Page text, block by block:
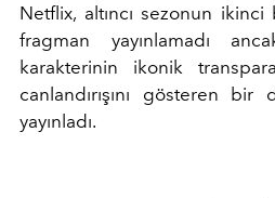
Netflix, altıncı sezonun
fragman yayınlamadı
karakterinin ikonik
canlandırışını gösteren
yayınladı.